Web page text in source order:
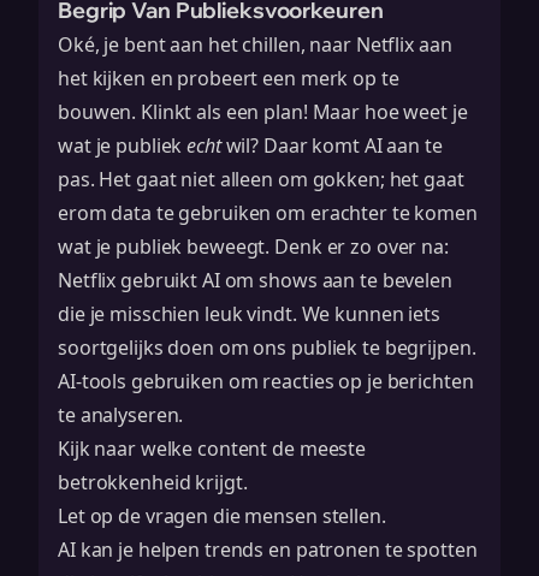
Begrip Van Publieksvoorkeuren
Oké, je bent aan het chillen, naar Netflix aan
het kijken en probeert een merk op te
bouwen. Klinkt als een plan! Maar hoe weet je
wat je publiekechtwil? Daar komt AI aan te
pas. Het gaat niet alleen om gokken; het gaat
erom data te gebruiken om erachter te komen
wat je publiek beweegt. Denk er zo over na:
Netflix gebruikt AI om shows aan te bevelen
die je misschien leuk vindt. We kunnen iets
soortgelijks doen om ons publiek te begrijpen.
AI-tools gebruiken om reacties op je berichten
te analyseren.
Kijk naar welke content de meeste
betrokkenheid krijgt.
Let op de vragen die mensen stellen.
AI kan je helpen trends en patronen te spotten